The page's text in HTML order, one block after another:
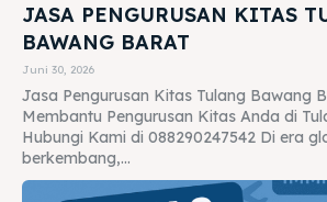
JASA PENGURUSAN KITAS
BAWANG BARAT
Juni 30, 2026
Jasa Pengurusan Kitas Tulang Bawang
Membantu Pengurusan Kitas Anda di
Hubungi Kami di 088290247542 Di era
berkembang,...